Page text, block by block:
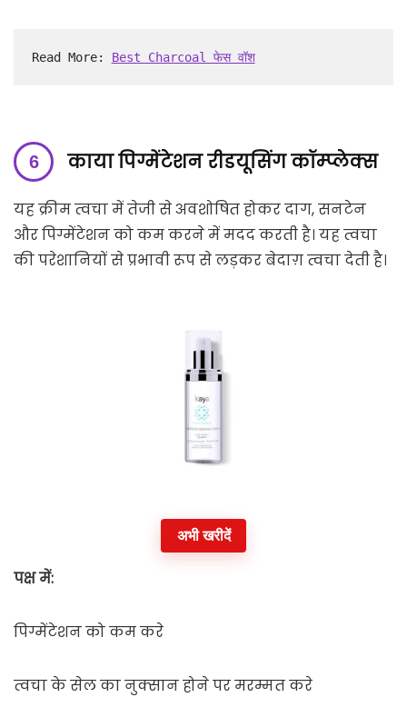
Read More: Best Charcoal फेस वॉश
काया पिग्मेंटेशन रीडयूसिंग कॉम्प्लेक्स
यह क्रीम त्वचा में तेजी से अवशोषित होकर दाग, सनटेन
और पिग्मेंटेशन को कम करने में मदद करती है। यह त्वचा
की परेशानियों से प्रभावी रूप से लड़कर बेदाग़ त्वचा देती है।
अभी खरीदें
पक्ष में:
पिग्मेंटेशन को कम करे
त्वचा के सेल का नुक्सान होने पर मरम्मत करे